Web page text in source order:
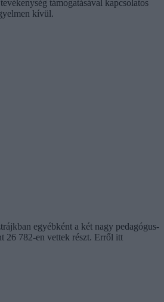
támogatásával kapcsolatos
kívül.
egyébként a két nagy pedagógus-
26 782-en vettek részt. Erről itt